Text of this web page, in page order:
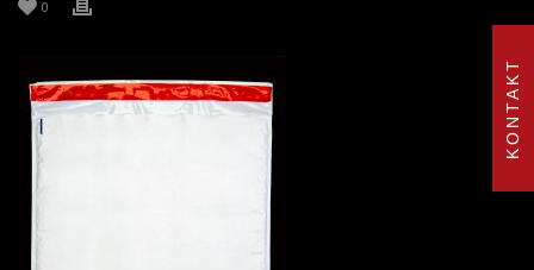
KONTAKT
0